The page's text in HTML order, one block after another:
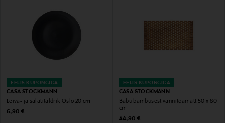
EELIS KUPONGIGA
CASA STOCKMANN
Leiva- ja salatitaldrik Oslo 20 cm
Original Price
6,90 €
EELIS KUPONGIGA
CASA STOCKMANN
Babu bambusest vannitoamatt 50 x 80
cm
Original Price
44,90 €